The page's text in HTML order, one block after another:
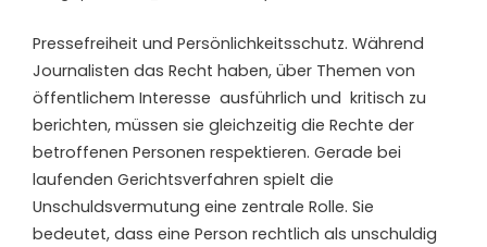
Pressefreiheit und Persönlichkeitsschutz. Während
Journalisten das Recht haben, über Themen von
öffentlichem Interesse ausführlich und kritisch zu
berichten, müssen sie gleichzeitig die Rechte der
betroffenen Personen respektieren. Gerade bei
laufenden Gerichtsverfahren spielt die
Unschuldsvermutung eine zentrale Rolle. Sie
bedeutet, dass eine Person rechtlich als unschuldig